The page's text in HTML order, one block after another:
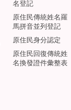
名登記
原住民傳統姓名羅
馬拼音並列登記
原住民身分認定
原住民回復傳統姓
名換發證件彙整表